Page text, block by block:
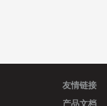
友情链接
产品文档